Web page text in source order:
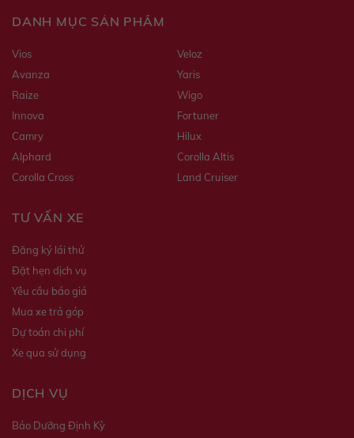
DANH MỤC SẢN PHẨM
Vios
Veloz
Avanza
Yaris
Raize
Wigo
Innova
Fortuner
Camry
Hilux
Alphard
Corolla Altis
Corolla Cross
Land Cruiser
TƯ VẤN XE
Đăng ký lái thử
Đặt hẹn dịch vụ
Yêu cầu báo giá
Mua xe trả góp
Dự toán chi phí
Xe qua sử dụng
DỊCH VỤ
Bảo Dưỡng Định Kỳ